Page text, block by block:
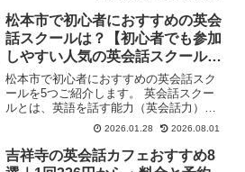
松本市で初心者におすすめの英会
話スクールは？【初心者でも参加
しやすい人気の英会話スクール5
選】
松本市で初心者におすすめの英会話スク
ールを5つご紹介します。 英会話スクー
ルとは、英語を話す能力（英会話力）を
習得することを目的とした学習塾や教育
機関のことです。主に、英語でのコミュ
ニケーション能力を高めたいと考える
人々（学生、社会人、シニ...
2026.01.28 2026.08.01
吉祥寺の英会話カフェおすすめ8